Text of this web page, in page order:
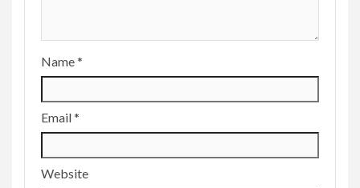
Name*
Email*
Website